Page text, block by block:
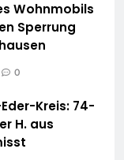
Wohnmobils
Sperrung
0
Kreis: 74-
H. aus